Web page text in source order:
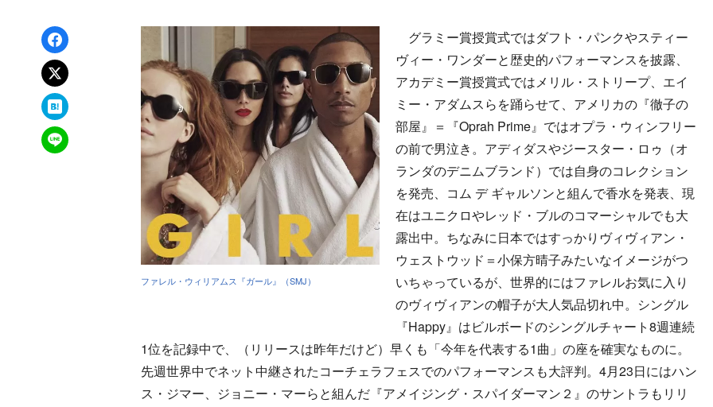
Facebookでシェア
xでポスト
はてなブックマーク
LINEで送る
ファレル・ウィリアムス『ガール』（SMJ）
グラミー賞授賞式ではダフト・パンクやスティー
ヴィー・ワンダーと歴史的パフォーマンスを披露、
アカデミー賞授賞式ではメリル・ストリープ、エイ
ミー・アダムスらを踊らせて、アメリカの『徹子の
部屋』＝『Oprah Prime』ではオプラ・ウィンフリー
の前で男泣き。アディダスやジースター・ロゥ（オ
ランダのデニムブランド）では自身のコレクション
を発売、コム デ ギャルソンと組んで香水を発表、現
在はユニクロやレッド・ブルのコマーシャルでも大
露出中。ちなみに日本ではすっかりヴィヴィアン・
ウェストウッド＝小保方晴子みたいなイメージがつ
いちゃっているが、世界的にはファレルお気に入り
のヴィヴィアンの帽子が大人気品切れ中。シングル
『Happy』はビルボードのシングルチャート8週連続
1位を記録中で、（リリースは昨年だけど）早くも「今年を代表する1曲」の座を確実なものに。
先週世界中でネット中継されたコーチェラフェスでのパフォーマンスも大評判。4月23日にはハン
ス・ジマー、ジョニー・マーらと組んだ『アメイジング・スパイダーマン２』のサントラもリリ